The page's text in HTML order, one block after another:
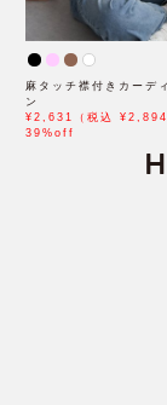
麻タッチ襟付きカーデ
ン
¥2,631（税込 ¥2,894
39%off